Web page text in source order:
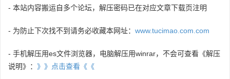
- 本站内容搬运自多个论坛，解压密码已在对应文章下载页注明
- 为防止下次找不到请务必收藏本网址： www.tucimao.com.com
- 手机解压用es文件浏览器，电脑解压用winrar，不会可查看《解压
说明》： 》》点击查看《《